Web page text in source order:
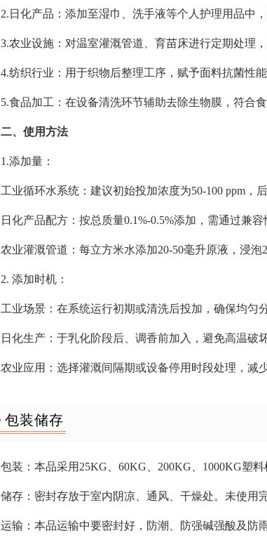
2.日化产品：添加至湿巾、洗手液等个人护理用品中，
3.农业设施：对温室灌溉管道、育苗床进行定期处理
4.纺织行业：用于织物后整理工序，赋予面料抗菌性能
5.食品加工：在设备清洗环节辅助去除生物膜，符合
二、使用方法
1.添加量：
工业循环水系统：建议初始投加浓度为50-100 ppm，后
日化产品配方：按总质量0.1%-0.5%添加，需通过兼容
农业灌溉管道：每立方米水添加20-50毫升原液，浸泡2
2. 添加时机：
工业场景：在系统运行初期或清洗后投加，确保均匀
日化生产：于乳化阶段后、调香前加入，避免高温破
农业应用：选择灌溉间隔期或设备停用时段处理，减
包装储存
包装：本品采用25KG、60KG、200KG、1000KG塑料
储存：密封存放于室内阴凉、通风、干燥处。未使用
运输：本品运输中要密封好，防潮、防强碱强酸及防